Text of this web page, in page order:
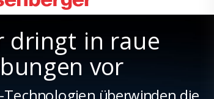
dringt in raue
vor
überwinden die